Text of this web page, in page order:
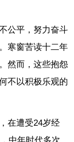
公平，努力奋斗
寒窗苦读十二年
然而，这些抱怨
不以积极乐观的
在遭受24岁经
中年时代多次